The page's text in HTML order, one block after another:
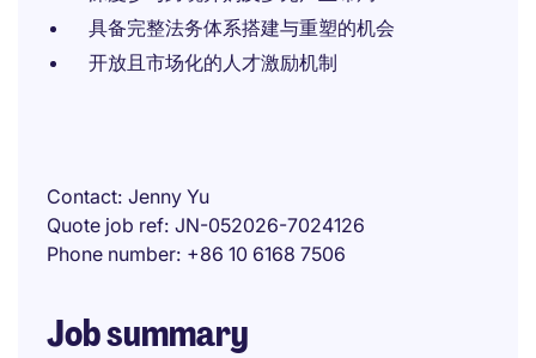
具备完整法务体系搭建与重塑的机会
开放且市场化的人才激励机制
Contact Jenny Yu
Quote job ref JN-052026-7024126
Phone number +86 10 6168 7506
Job summary